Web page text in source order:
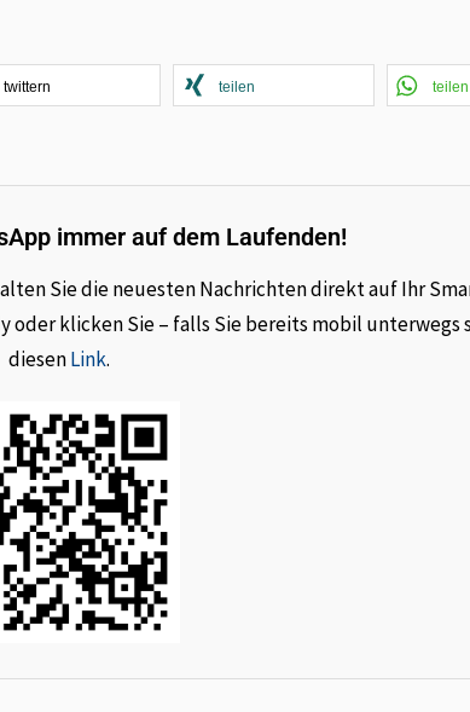
twittern teilen teilen
immer auf dem Laufenden!
Sie die neuesten Nachrichten direkt auf Ihr
oder klicken Sie – falls Sie bereits mobil unterwegs
diesenLink.